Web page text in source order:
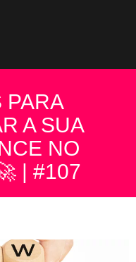
PARA
A SUA
NO
| #107